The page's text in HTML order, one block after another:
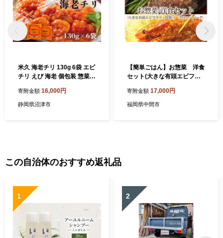
米久 海老チリ 130g 6袋 エビ
チリ えび 海老 個包装 惣菜
調理
寄附金額 16,000円
静岡県沼津市
【簡単ごはん】お惣菜 洋食
セット(大きな有頭エビフラ
グ)【001-0121】
寄附金額 17,000円
福岡県中間市
この自治体のおすすめ返礼品
1 2